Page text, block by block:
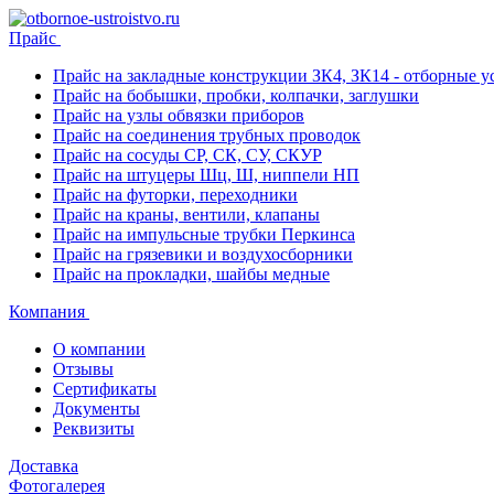
Прайс
Прайс на закладные конструкции ЗК4, ЗК14 - отборные
Прайс на бобышки, пробки, колпачки, заглушки
Прайс на узлы обвязки приборов
Прайс на соединения трубных проводок
Прайс на сосуды СР, СК, СУ, СКУР
Прайс на штуцеры Шц, Ш, ниппели НП
Прайс на футорки, переходники
Прайс на краны, вентили, клапаны
Прайс на импульсные трубки Перкинса
Прайс на грязевики и воздухосборники
Прайс на прокладки, шайбы медные
Компания
О компании
Отзывы
Сертификаты
Документы
Реквизиты
Доставка
Фотогалерея